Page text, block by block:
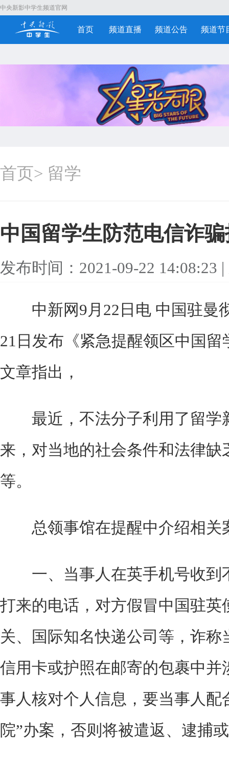
中央新影中学生频道官网
首页 频道直播 频道公告 频道节
首页> 留学
中国留学生防范电信诈
发布时间：2021-09-22 14:08:23
中新网9月22日电 中国驻曼
21日发布《紧急提醒领区中国
文章指出，
最近，不法分子利用了留学
来，对当地的社会条件和法律缺
等。
总领事馆在提醒中介绍相关
一、当事人在英手机号收到
打来的电话，对方假冒中国驻英
关、国际知名快递公司等，诈
信用卡或护照在邮寄的包裹中并
事人核对个人信息，要当事人配
院”办案，否则将被遣返、逮捕